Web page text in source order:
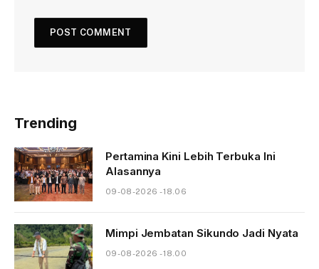
Trending
Pertamina Kini Lebih Terbuka Ini
Alasannya
09-08-2026 - 18.06
Mimpi Jembatan Sikundo Jadi Nyata
09-08-2026 - 18.00